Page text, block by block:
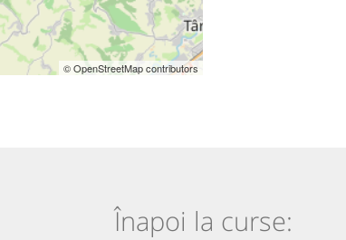
© OpenStreetMap contributors
Înapoi la curse: